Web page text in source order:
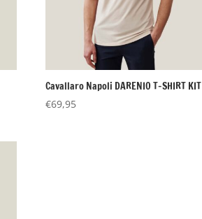
Cavallaro Napoli DARENIO T-SHIRT KIT
€69,95